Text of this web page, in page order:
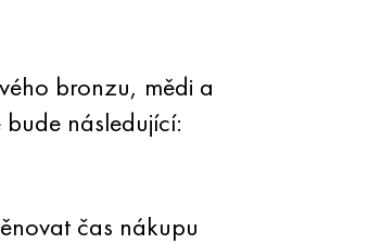
bronzu, mědi a
následující:
čas nákupu